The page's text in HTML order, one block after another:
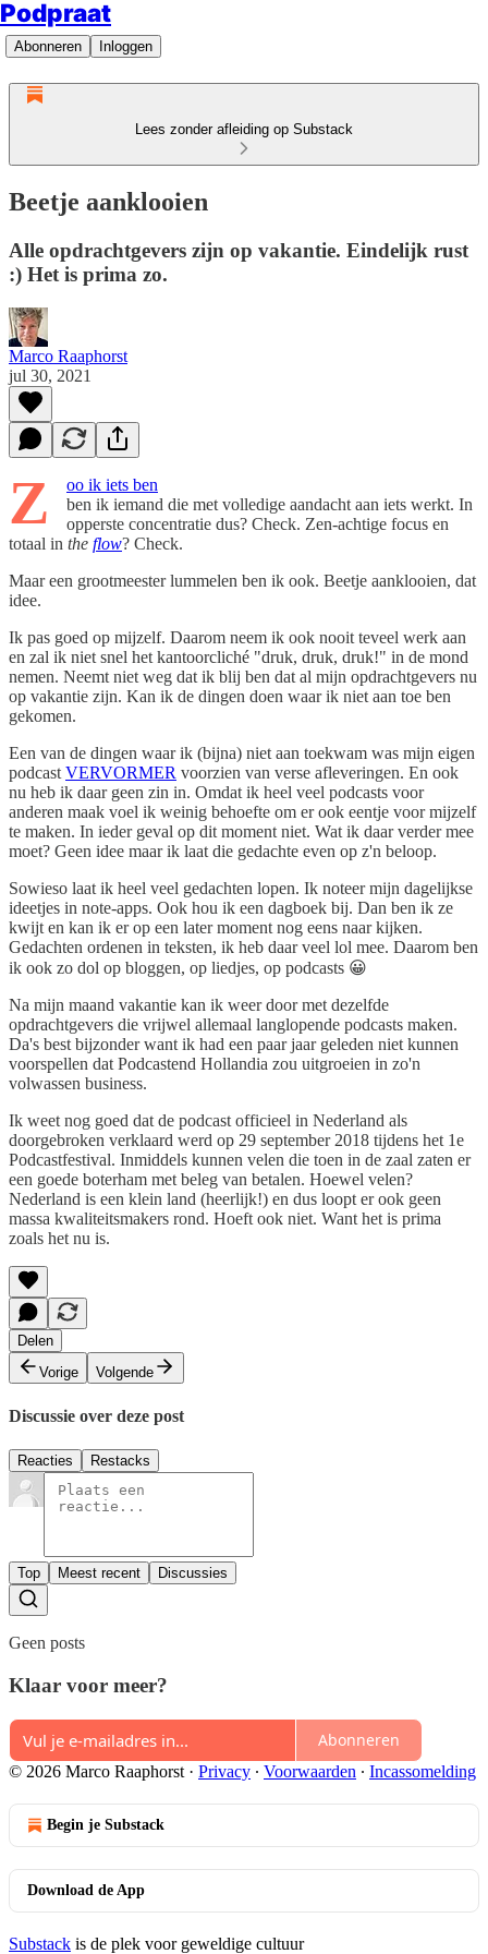
Podpraat
Abonneren Inloggen
Lees zonder afleiding op Substack
Beetje aanklooien
Alle opdrachtgevers zijn op vakantie. Eindelijk rust
:) Het is prima zo.
Marco Raaphorst
jul 30, 2021
Z
oo ik iets ben
ben ik iemand die met volledige aandacht aan iets werkt. In
opperste concentratie dus? Check. Zen-achtige focus en
totaal in the flow? Check.
Maar een grootmeester lummelen ben ik ook. Beetje aanklooien, dat
idee.
Ik pas goed op mijzelf. Daarom neem ik ook nooit teveel werk aan
en zal ik niet snel het kantoorcliché "druk, druk, druk!" in de mond
nemen. Neemt niet weg dat ik blij ben dat al mijn opdrachtgevers nu
op vakantie zijn. Kan ik de dingen doen waar ik niet aan toe ben
gekomen.
Een van de dingen waar ik (bijna) niet aan toekwam was mijn eigen
podcast VERVORMER voorzien van verse afleveringen. En ook
nu heb ik daar geen zin in. Omdat ik heel veel podcasts voor
anderen maak voel ik weinig behoefte om er ook eentje voor mijzelf
te maken. In ieder geval op dit moment niet. Wat ik daar verder mee
moet? Geen idee maar ik laat die gedachte even op z'n beloop.
Sowieso laat ik heel veel gedachten lopen. Ik noteer mijn dagelijkse
ideetjes in note-apps. Ook hou ik een dagboek bij. Dan ben ik ze
kwijt en kan ik er op een later moment nog eens naar kijken.
Gedachten ordenen in teksten, ik heb daar veel lol mee. Daarom ben
ik ook zo dol op bloggen, op liedjes, op podcasts 😀
Na mijn maand vakantie kan ik weer door met dezelfde
opdrachtgevers die vrijwel allemaal langlopende podcasts maken.
Da's best bijzonder want ik had een paar jaar geleden niet kunnen
voorspellen dat Podcastend Hollandia zou uitgroeien in zo'n
volwassen business.
Ik weet nog goed dat de podcast officieel in Nederland als
doorgebroken verklaard werd op 29 september 2018 tijdens het 1e
Podcastfestival. Inmiddels kunnen velen die toen in de zaal zaten er
een goede boterham met beleg van betalen. Hoewel velen?
Nederland is een klein land (heerlijk!) en dus loopt er ook geen
massa kwaliteitsmakers rond. Hoeft ook niet. Want het is prima
zoals het nu is.
Delen
Vorige
Volgende
Discussie over deze post
Reacties Restacks
Top Meest recent Discussies
Geen posts
Klaar voor meer?
Abonneren
© 2026 Marco Raaphorst · Privacy ∙ Voorwaarden ∙ Incassomelding
Begin je Substack
Download de App
Substack is de plek voor geweldige cultuur